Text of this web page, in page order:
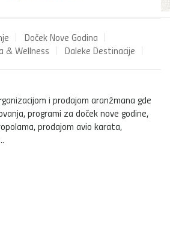
Doček Nove Godina
& Wellness Daleke Destinacije
i prodajom aranžmana gde
programi za doček nove godine,
prodajom avio karata,